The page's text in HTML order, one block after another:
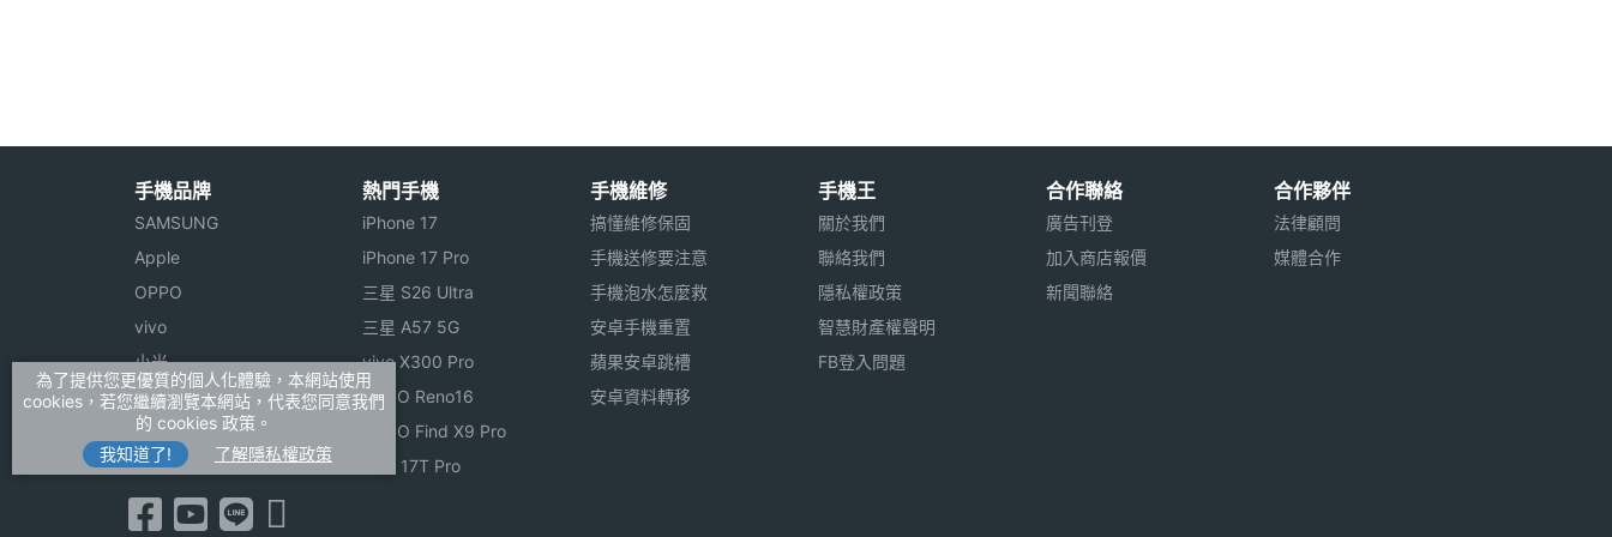
◎ 支援藍牙 2.1 + EDR、GPS、3.5mm 耳機插孔、HDMI 影片輸出
◎ 內建 1GB RAM、64GB 內存記憶體
◎ 可透過 microSD 記憶卡擴充，最高至 32GB 記憶體容量
Creative hanZpad 不會在台灣上市，以上規格僅供參考，手機王隨時補充最新資料。
※本文為 SOGI 手機王版權所有，未經授權不得轉載使用※
相機規格
主相機畫素 1200 萬畫素
主相機感光元件 CMOS
相機功能 Full HD, 自動對焦
連接與應用
藍牙版本
手機品牌
SAMSUNG
Apple
OPPO
vivo
小米
ASUS
Sony
realme
熱門手機
iPhone 17
iPhone 17 Pro
三星 S26 Ultra
三星 A57 5G
vivo X300 Pro
OPPO Reno16
OPPO Find X9 Pro
小米 17T Pro
手機維修
搞懂維修保固
手機送修要注意
手機泡水怎麼救
安卓手機重置
蘋果安卓跳槽
安卓資料轉移
手機王
關於我們
聯絡我們
隱私權政策
智慧財產權聲明
FB登入問題
合作聯絡
廣告刊登
加入商店報價
新聞聯絡
合作夥伴
法律顧問
媒體合作
為了提供您更優質的個人化體驗，本網站使用
cookies，若您繼續瀏覽本網站，代表您同意我們
的 cookies 政策。
我知道了!
了解隱私權政策